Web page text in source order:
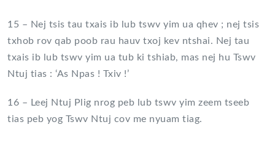
15 – Nej tsis tau txais ib lub tswv yim ua qhev ; nej tsis
txhob rov qab poob rau hauv txoj kev ntshai. Nej tau
txais ib lub tswv yim ua tub ki tshiab, mas nej hu Tswv
Ntuj tias : ‘As Npas ! Txiv !’
16 – Leej Ntuj Plig nrog peb lub tswv yim zeem tseeb
tias peb yog Tswv Ntuj cov me nyuam tiag.